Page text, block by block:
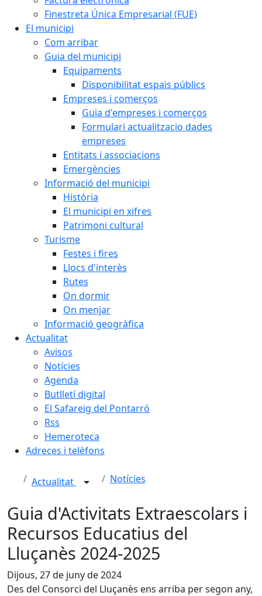
Finestreta Única Empresarial (FUE)
El municipi
Com arribar
Guia del municipi
Equipaments
Disponibilitat espais públics
Empreses i comerços
Guia d'empreses i comerços
Formulari actualitzacio dades
empreses
Entitats i associacions
Emergències
Informació del municipi
Història
El municipi en xifres
Patrimoni cultural
Turisme
Festes i fires
Llocs d'interès
Rutes
On dormir
On menjar
Informació geogràfica
Actualitat
Avisos
Notícies
Agenda
Butlletí digital
El Safareig del Pontarró
Rss
Hemeroteca
Adreces i telèfons
Actualitat Notícies
Guia d'Activitats Extraescolars i
Recursos Educatius del
Lluçanès 2024-2025
Dijous, 27 de juny de 2024
Des del Consorci del Lluçanès ens arriba per segon any,